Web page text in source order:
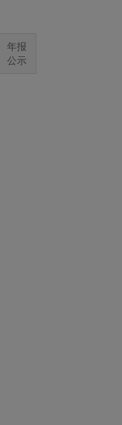
年报
公示